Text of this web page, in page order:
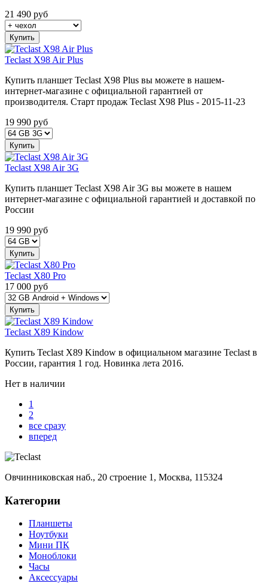
21 490 руб
Купить
Teclast X98 Air Plus
Купить планшет Teclast X98 Plus вы можете в нашем-
интернет-магазине с официальной гарантией от
производителя. Старт продаж Teclast X98 Plus - 2015-11-23
19 990 руб
Купить
Teclast X98 Air 3G
Купить планшет Teclast X98 Air 3G вы можете в нашем
интернет-магазине с официальной гарантией и доставкой по
России
19 990 руб
Купить
Teclast X80 Pro
17 000 руб
Купить
Teclast X89 Kindow
Купить Teclast X89 Kindow в официальном магазине Teclast в
России, гарантия 1 год. Новинка лета 2016.
Нет в наличии
1
2
все сразу
вперед
Овчинниковская наб., 20 строение 1, Москва, 115324
Категории
Планшеты
Ноутбуки
Мини ПК
Моноблоки
Часы
Аксессуары